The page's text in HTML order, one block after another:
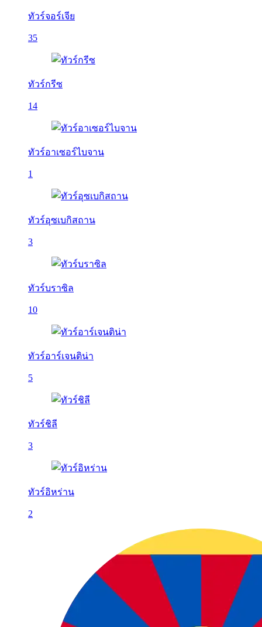
ทัวร์จอร์เจีย
35
ทัวร์กรีซ
14
ทัวร์อาเซอร์ไบจาน
1
ทัวร์อุซเบกิสถาน
3
ทัวร์บราซิล
10
ทัวร์อาร์เจนติน่า
5
ทัวร์ชิลี
3
ทัวร์อิหร่าน
2